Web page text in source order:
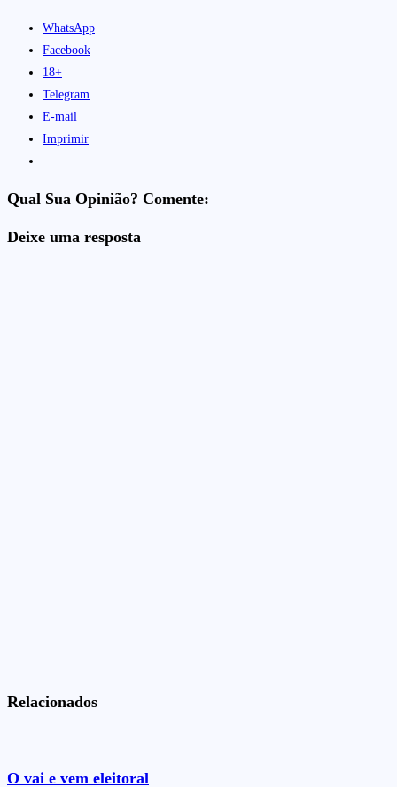
WhatsApp
Facebook
18+
Telegram
E-mail
Imprimir
Qual Sua Opinião? Comente:
Deixe uma resposta
Relacionados
O vai e vem eleitoral